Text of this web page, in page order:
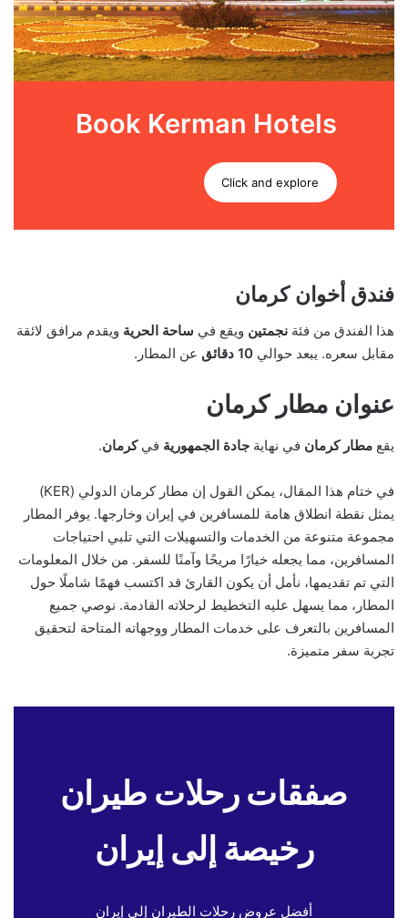
Book Kerman Hotels
Click and explore
فندق أخوان كرمان
هذا الفندق من فئة نجمتين ويقع في ساحة الحرية ويقدم مرافق لائقة
مقابل سعره. يبعد حوالي 10 دقائق عن المطار.
عنوان مطار كرمان
يقع مطار كرمان في نهاية جادة الجمهورية فيكرمان.
في ختام هذا المقال، يمكن القول إن مطار كرمان الدولي (KER)
يمثل نقطة انطلاق هامة للمسافرين في إيران وخارجها. يوفر المطار
مجموعة متنوعة من الخدمات والتسهيلات التي تلبي احتياجات
المسافرين، مما يجعله خيارًا مريحًا وآمنًا للسفر. من خلال المعلومات
التي تم تقديمها، نأمل أن يكون القارئ قد اكتسب فهمًا شاملًا حول
المطار، مما يسهل عليه التخطيط لرحلاته القادمة. نوصي جميع
المسافرين بالتعرف على خدمات المطار ووجهاته المتاحة لتحقيق
تجربة سفر متميزة.
صفقات رحلات طيران
رخيصة إلى إيران
أفضل عروض رحلات الطيران إلى إيران